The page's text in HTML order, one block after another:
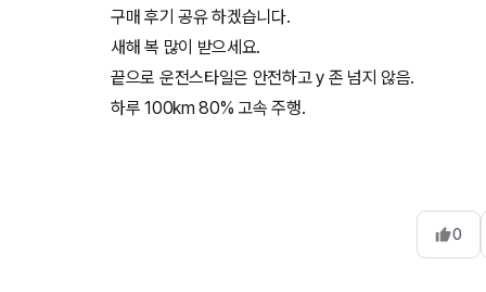
구매 후기 공유 하겠습니다.
새해 복 많이 받으세요.
끝으로 운전스타일은 안전하고 y 존 넘지 않음.
하루 100km 80% 고속 주행.
0